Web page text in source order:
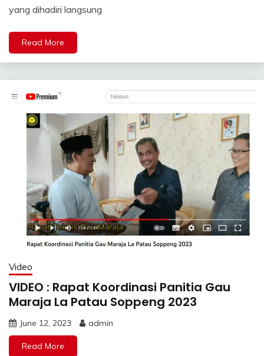
yang dihadiri langsung
Read More
Video
VIDEO : Rapat Koordinasi Panitia Gau
Maraja La Patau Soppeng 2023
June 12, 2023 admin
Read More